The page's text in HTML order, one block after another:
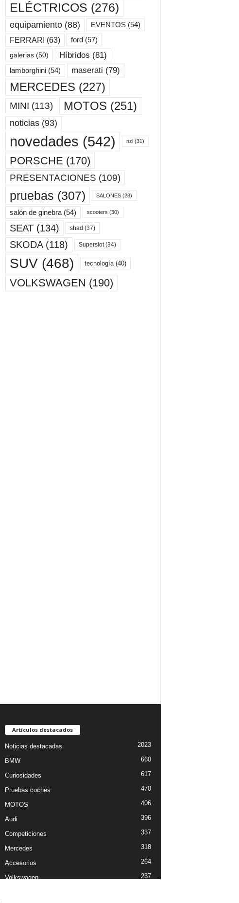
ELÉCTRICOS (276)
equipamiento(88) EVENTOS(54)
FERRARI (63) ford(57)
galerias(50) Híbridos (81)
lamborghini(54) maserati (79)
MERCEDES (227)
MINI (113) MOTOS (251)
noticias(93)
novedades (542) nzi(31)
PORSCHE (170)
PRESENTACIONES (109)
pruebas (307) SALONES(28)
salón de ginebra(54) scooters (30)
SEAT(134) shad (37)
SKODA(118) Superslot(34)
SUV(468) tecnología(40)
VOLKSWAGEN (190)
Artículos destacados
Noticias destacadas 2023
BMW 660
Curiosidades 617
Pruebas coches 470
MOTOS 406
Audi 396
Competiciones 337
Mercedes 318
Accesorios 264
Volkswagen 237